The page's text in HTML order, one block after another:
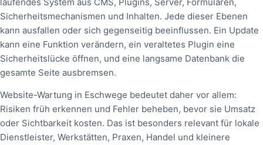
Sicherheitsmechanismen und Inhalten. Jede dieser Ebenen
kann ausfallen oder sich gegenseitig beeinflussen. Ein Update
kann eine Funktion verändern, ein veraltetes Plugin eine
Sicherheitslücke öffnen, und eine langsame Datenbank die
gesamte Seite ausbremsen.
Website-Wartung in Eschwege bedeutet daher vor allem:
Risiken früh erkennen und Fehler beheben, bevor sie Umsatz
oder Sichtbarkeit kosten. Das ist besonders relevant für lokale
Dienstleister, Werkstätten, Praxen, Handel und kleinere